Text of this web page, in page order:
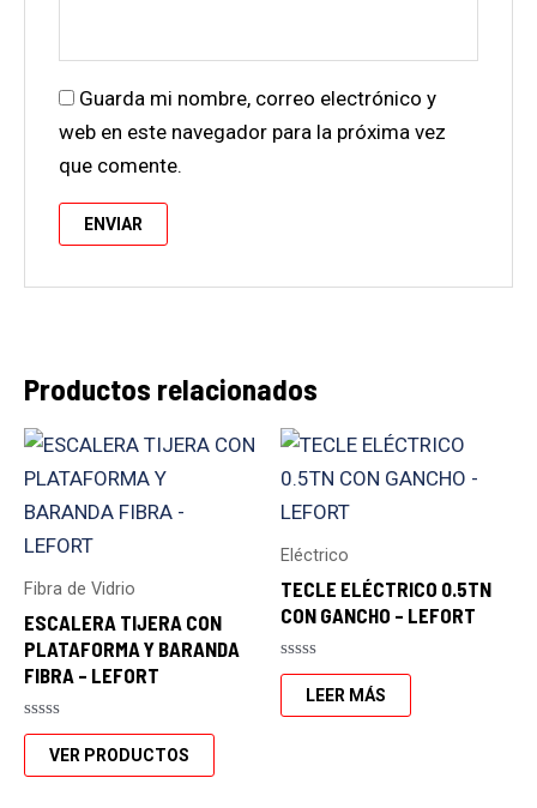
Guarda mi nombre, correo electrónico y
web en este navegador para la próxima vez
que comente.
Productos relacionados
Fibra de Vidrio
ESCALERA TIJERA CON
PLATAFORMA Y BARANDA
FIBRA – LEFORT
Valorado
con
de
VER PRODUCTOS
Eléctrico
TECLE ELÉCTRICO 0.5TN
CON GANCHO – LEFORT
Valorado
con
de
LEER MÁS